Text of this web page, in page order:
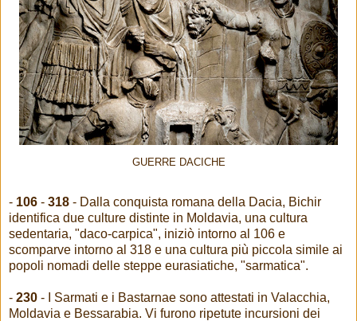
GUERRE DACICHE
- 106 - 318 - Dalla conquista romana della Dacia, Bichir
identifica due culture distinte in Moldavia, una cultura
sedentaria, "daco-carpica", iniziò intorno al 106 e
scomparve intorno al 318 e una cultura più piccola simile ai
popoli nomadi delle steppe eurasiatiche, "sarmatica".
- 230 - I Sarmati e i Bastarnae sono attestati in Valacchia,
Moldavia e Bessarabia. Vi furono ripetute incursioni dei